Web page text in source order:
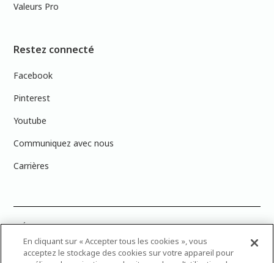
Valeurs Pro
Restez connecté
Facebook
Pinterest
Youtube
Communiquez avec nous
Carrières
PRÉCISION DES COULEURS : Veuillez noter que les couleurs affichées à
l’écran peuvent ne pas correspondre exactement aux couleurs de
peinture réelles en raison des variations de calibration des écrans.
Vous pouvez apporter les numéros d’échantillons de couleur de
En cliquant sur « Accepter tous les cookies », vous
acceptez le stockage des cookies sur votre appareil pour